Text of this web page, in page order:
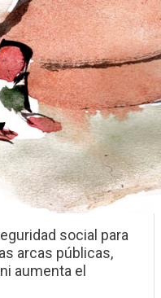
social para
arcas públicas,
aumenta el